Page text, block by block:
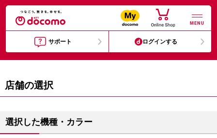
MENU
サポート ログインする
店舗の選択
選択した機種・カラー